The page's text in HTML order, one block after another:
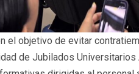
el objetivo de evitar
de Jubilados